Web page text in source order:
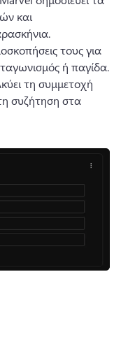
και
τους για
τη συμμετοχή
συζήτηση στα